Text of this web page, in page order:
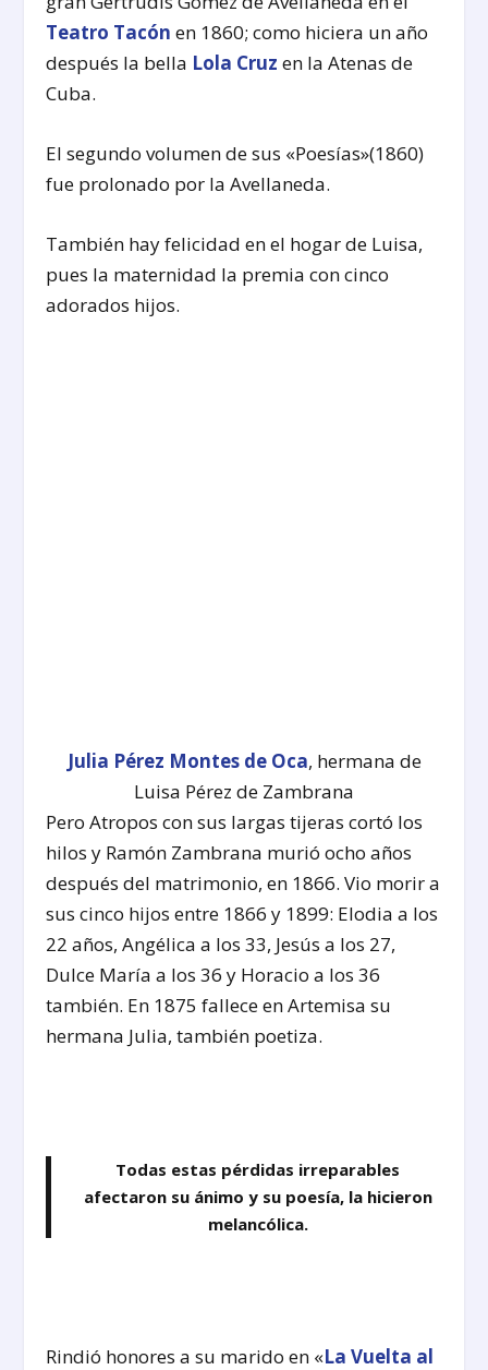
Teatro Tacón en 1860; como hiciera un año
después la bella Lola Cruz en la Atenas de
Cuba.
El segundo volumen de sus «Poesías»(1860)
fue prolonado por la Avellaneda.
También hay felicidad en el hogar de Luisa,
pues la maternidad la premia con cinco
adorados hijos.
Julia Pérez Montes de Oca, hermana de
Luisa Pérez de Zambrana
Pero Atropos con sus largas tijeras cortó los
hilos y Ramón Zambrana murió ocho años
después del matrimonio, en 1866. Vio morir a
sus cinco hijos entre 1866 y 1899: Elodia a los
22 años, Angélica a los 33, Jesús a los 27,
Dulce María a los 36 y Horacio a los 36
también. En 1875 fallece en Artemisa su
hermana Julia, también poetiza.
Todas estas pérdidas irreparables
afectaron su ánimo y su poesía, la hicieron
melancólica.
Rindió honores a su marido en «La Vuelta al